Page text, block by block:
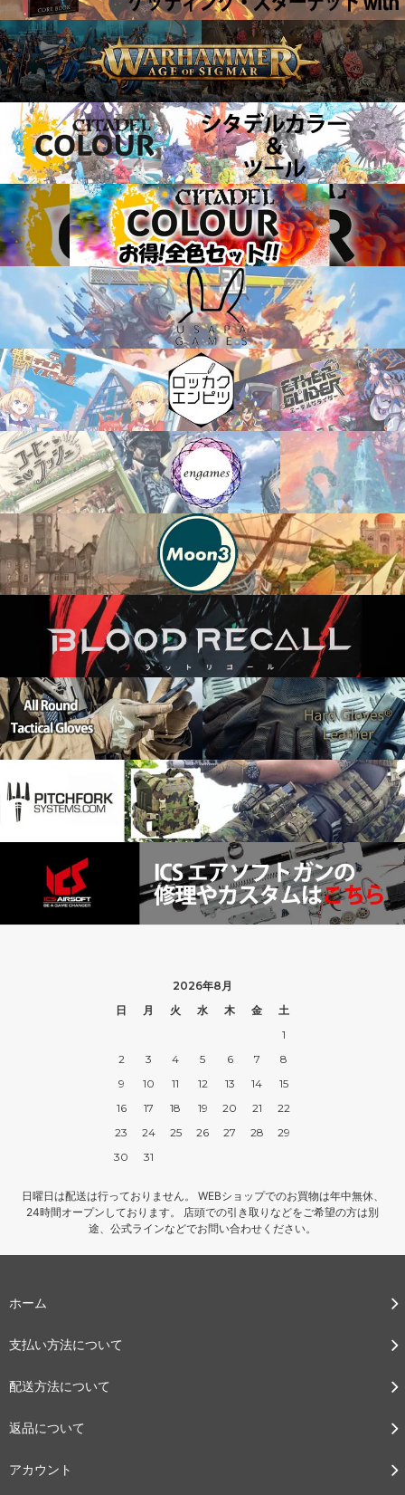
2026年8月
日
月 火 水 木 金
土
1
2
3 4 5 6 7
8
9
10 11 12 13 14
15
16
17 18 19 20 21
22
23
24 25 26 27 28
29
30
31
日曜日は配送は行っておりません。 WEBショップでのお買物は年中無休、
24時間オープンしております。 店頭での引き取りなどをご希望の方は別
途、公式ラインなどでお問い合わせください。
ホーム
支払い方法について
配送方法について
返品について
アカウント